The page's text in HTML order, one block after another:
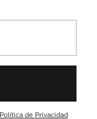
Política de Privacidad